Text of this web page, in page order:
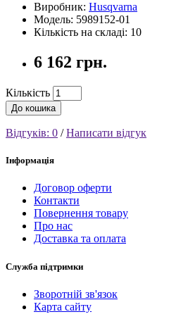
Виробник: Husqvarna
Модель: 5989152-01
Кількість на складі: 10
6 162 грн.
Кількість
До кошика
Відгуків: 0 /Написати відгук
Інформація
Договор оферти
Контакти
Повернення товару
Про нас
Доставка та оплата
Служба підтримки
Зворотній зв'язок
Карта сайту